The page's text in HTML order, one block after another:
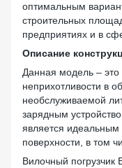
оптимальным
строительных
предприятиях и в
Описание
Данная модель – это
неприхотливости в
необслуживаемой
зарядным
является идеальным
поверхности, в том
Вилочный погрузчик